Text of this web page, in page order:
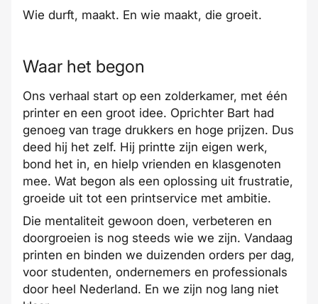
Wie durft, maakt. En wie maakt, die groeit.
Waar het begon
Ons verhaal start op een zolderkamer, met één
printer en een groot idee. Oprichter Bart had
genoeg van trage drukkers en hoge prijzen. Dus
deed hij het zelf. Hij printte zijn eigen werk,
bond het in, en hielp vrienden en klasgenoten
mee. Wat begon als een oplossing uit frustratie,
groeide uit tot een printservice met ambitie.
Die mentaliteit gewoon doen, verbeteren en
doorgroeien is nog steeds wie we zijn. Vandaag
printen en binden we duizenden orders per dag,
voor studenten, ondernemers en professionals
door heel Nederland. En we zijn nog lang niet